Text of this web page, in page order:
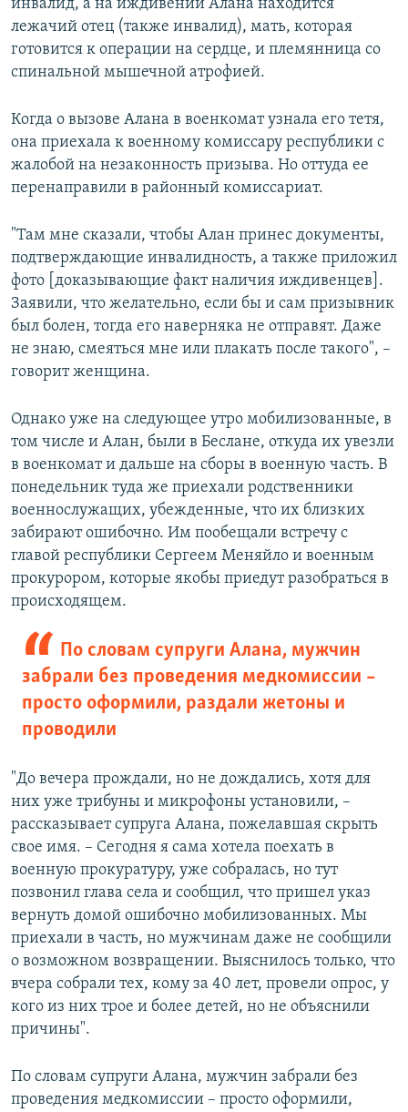
инвалид, а на иждивении Алана находится
лежачий отец (также инвалид), мать, которая
готовится к операции на сердце, и племянница со
спинальной мышечной атрофией.
Когда о вызове Алана в военкомат узнала его тетя,
она приехала к военному комиссару республики с
жалобой на незаконность призыва. Но оттуда ее
перенаправили в районный комиссариат.
"Там мне сказали, чтобы Алан принес документы,
подтверждающие инвалидность, а также приложил
фото [доказывающие факт наличия иждивенцев].
Заявили, что желательно, если бы и сам призывник
был болен, тогда его наверняка не отправят. Даже
не знаю, смеяться мне или плакать после такого", –
говорит женщина.
Однако уже на следующее утро мобилизованные, в
том числе и Алан, были в Беслане, откуда их увезли
в военкомат и дальше на сборы в военную часть. В
понедельник туда же приехали родственники
военнослужащих, убежденные, что их близких
забирают ошибочно. Им пообещали встречу с
главой республики Сергеем Меняйло и военным
прокурором, которые якобы приедут разобраться в
происходящем.
По словам супруги Алана, мужчин
забрали без проведения медкомиссии –
просто оформили, раздали жетоны и
проводили
"До вечера прождали, но не дождались, хотя для
них уже трибуны и микрофоны установили, –
рассказывает супруга Алана, пожелавшая скрыть
свое имя. – Сегодня я сама хотела поехать в
военную прокуратуру, уже собралась, но тут
позвонил глава села и сообщил, что пришел указ
вернуть домой ошибочно мобилизованных. Мы
приехали в часть, но мужчинам даже не сообщили
о возможном возвращении. Выяснилось только, что
вчера собрали тех, кому за 40 лет, провели опрос, у
кого из них трое и более детей, но не объяснили
причины".
По словам супруги Алана, мужчин забрали без
проведения медкомиссии – просто оформили,